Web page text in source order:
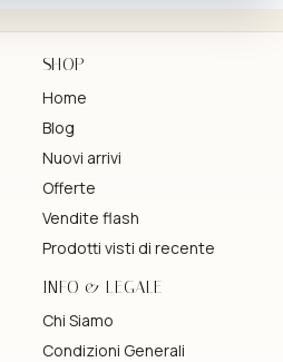
SHOP
Home
Blog
Nuovi arrivi
Offerte
Vendite flash
Prodotti visti di recente
INFO & LEGALE
Chi Siamo
Condizioni Generali